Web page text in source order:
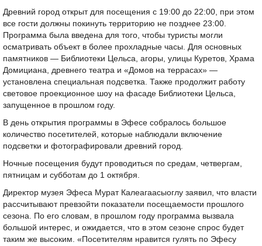
Древний город открыт для посещения с 19:00 до 22:00, при этом
все гости должны покинуть территорию не позднее 23:00.
Программа была введена для того, чтобы туристы могли
осматривать объект в более прохладные часы. Для основных
памятников — Библиотеки Цельса, агоры, улицы Куретов, Храма
Домициана, древнего театра и «Домов на террасах» —
установлена специальная подсветка. Также продолжит работу
световое проекционное шоу на фасаде Библиотеки Цельса,
запущенное в прошлом году.
В день открытия программы в Эфесе собралось большое
количество посетителей, которые наблюдали включение
подсветки и фотографировали древний город.
Ночные посещения будут проводиться по средам, четвергам,
пятницам и субботам до 1 октября.
Директор музея Эфеса Мурат Калеагаасыоглу заявил, что власти
рассчитывают превзойти показатели посещаемости прошлого
сезона. По его словам, в прошлом году программа вызвала
большой интерес, и ожидается, что в этом сезоне спрос будет
таким же высоким. «Посетителям нравится гулять по Эфесу